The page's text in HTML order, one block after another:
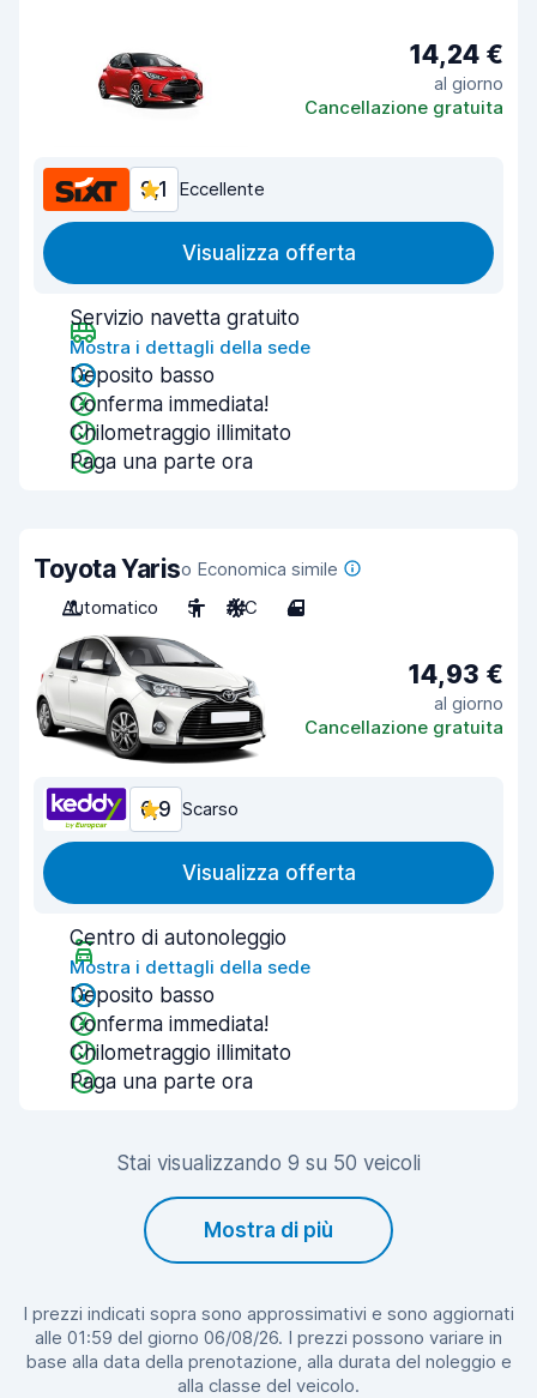
14,24 €
al giorno
Cancellazione gratuita
9,1 Eccellente
Visualizza offerta
Servizio navetta gratuito
Mostra i dettagli della sede
Deposito basso
Conferma immediata!
Chilometraggio illimitato
Paga una parte ora
Toyota Yariso Economica simile
Automatico
5 A/C 4
14,93 €
al giorno
Cancellazione gratuita
6,9 Scarso
Visualizza offerta
Centro di autonoleggio
Mostra i dettagli della sede
Deposito basso
Conferma immediata!
Chilometraggio illimitato
Paga una parte ora
Stai visualizzando 9 su 50 veicoli
Mostra di più
I prezzi indicati sopra sono approssimativi e sono aggiornati
alle 01:59 del giorno 06/08/26. I prezzi possono variare in
base alla data della prenotazione, alla durata del noleggio e
alla classe del veicolo.